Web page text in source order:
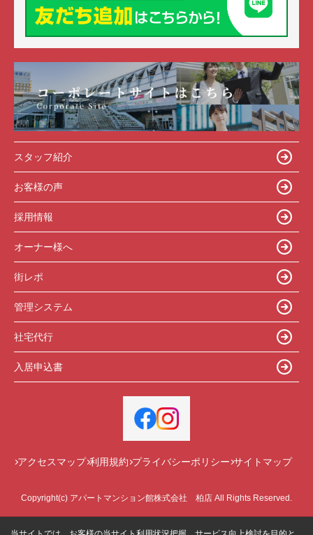
スタッフ紹介
お客様の声
採用情報
オーナー様へ
街レポ
管理システム
社宅代行
入居申込書
アクセスマップ 利用規約 プライバシーポリシー サイトマップ
Copyright(c) アパートマンション館株式会社 柏店 All Rights Reserved.